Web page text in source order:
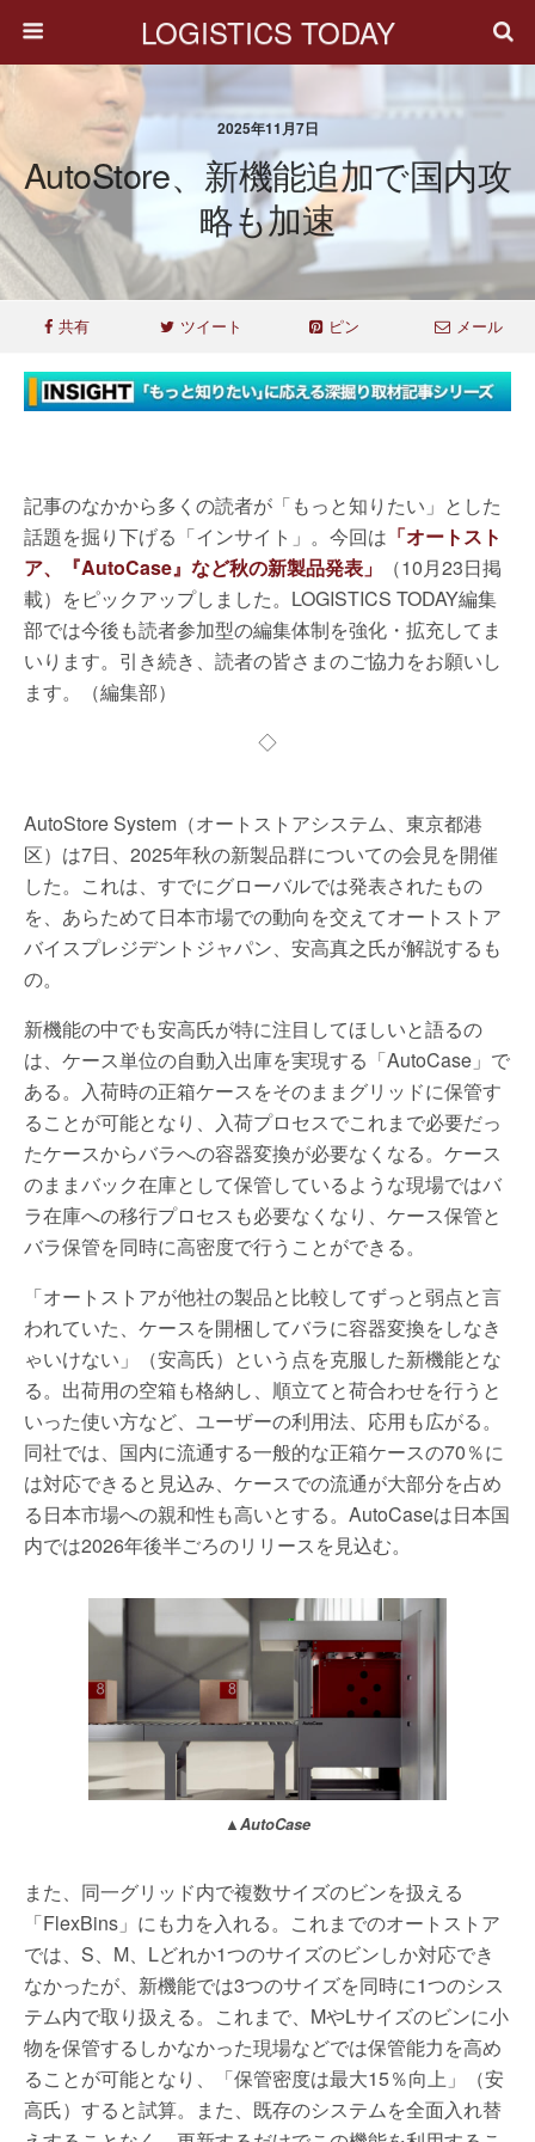
LOGISTICS TODAY
2025年11月7日
AutoStore、新機能追加で国内攻
略も加速
共有 ツイート ピン メール
記事のなかから多くの読者が「もっと知りたい」とした
話題を掘り下げる「インサイト」。今回は 「オートスト
ア、『AutoCase』など秋の新製品発表」
（10月23日掲
載）をピックアップしました。LOGISTICS TODAY編集
部では今後も読者参加型の編集体制を強化・拡充してま
いります。引き続き、読者の皆さまのご協力をお願いし
ます。（編集部）
◇
AutoStore System（オートストアシステム、東京都港
区）は7日、2025年秋の新製品群についての会見を開催
した。これは、すでにグローバルでは発表されたもの
を、あらためて日本市場での動向を交えてオートストア
バイスプレジデントジャパン、安高真之氏が解説するも
の。
新機能の中でも安高氏が特に注目してほしいと語るの
は、ケース単位の自動入出庫を実現する「AutoCase」で
ある。入荷時の正箱ケースをそのままグリッドに保管す
ることが可能となり、入荷プロセスでこれまで必要だっ
たケースからバラへの容器変換が必要なくなる。ケース
のままバック在庫として保管しているような現場ではバ
ラ在庫への移行プロセスも必要なくなり、ケース保管と
バラ保管を同時に高密度で行うことができる。
「オートストアが他社の製品と比較してずっと弱点と言
われていた、ケースを開梱してバラに容器変換をしなき
ゃいけない」（安高氏）という点を克服した新機能とな
る。出荷用の空箱も格納し、順立てと荷合わせを行うと
いった使い方など、ユーザーの利用法、応用も広がる。
同社では、国内に流通する一般的な正箱ケースの70％に
は対応できると見込み、ケースでの流通が大部分を占め
る日本市場への親和性も高いとする。AutoCaseは日本国
内では2026年後半ごろのリリースを見込む。
▲AutoCase
また、同一グリッド内で複数サイズのビンを扱える
「FlexBins」にも力を入れる。これまでのオートストア
では、S、M、Lどれか1つのサイズのビンしか対応でき
なかったが、新機能では3つのサイズを同時に1つのシス
テム内で取り扱える。これまで、MやLサイズのビンに小
物を保管するしかなかった現場などでは保管能力を高め
ることが可能となり、「保管密度は最大15％向上」（安
高氏）すると試算。また、既存のシステムを全面入れ替